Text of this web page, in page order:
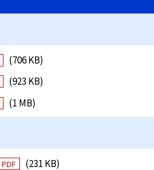
(706 KB)
(923 KB)
(1 MB)
PDF
(231 KB)